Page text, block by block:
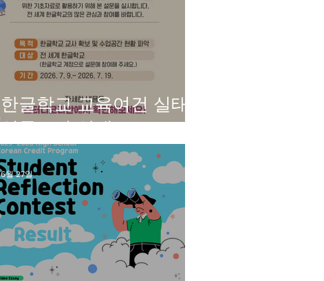
한글학교 교육여건 실태
설문조사 안내
6월 27일